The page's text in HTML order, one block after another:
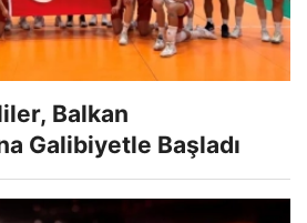
Balkan
Galibiyetle Başladı